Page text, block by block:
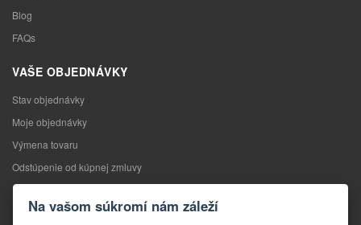
Blog
FAQs
VAŠE OBJEDNÁVKY
Stav objednávky
Moje objednávky
Výmena tovaru
Odstúpenie od kúpnej zmluvy
Reklamácia
Na vašom súkromí nám záleží